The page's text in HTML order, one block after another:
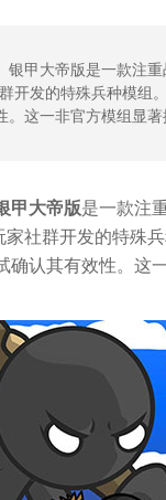
银甲大帝版是一款注
开发的特殊兵种模组
。这一非官方模组显
甲大帝版是一款注
社群开发的特殊
确认其有效性。这